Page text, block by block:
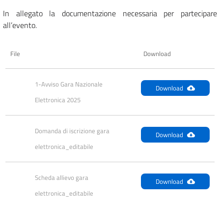
In allegato la documentazione necessaria per partecipare
all’evento.
File Download
1-Avviso Gara Nazionale
Elettronica 2025
Download
Domanda di iscrizione gara
elettronica_editabile
Download
Scheda allievo gara
elettronica_editabile
Download